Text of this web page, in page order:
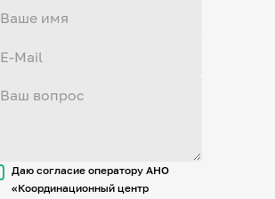
Даю согласие оператору АНО
«Координационный центр